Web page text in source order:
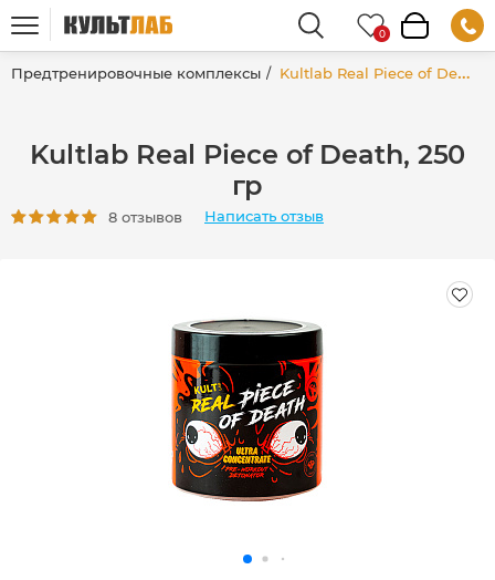
Предтренировочные комплексы Kultlab Real Piece of Death, 250 гр
Kultlab Real Piece of Death, 250
гр
8 отзывов Написать отзыв